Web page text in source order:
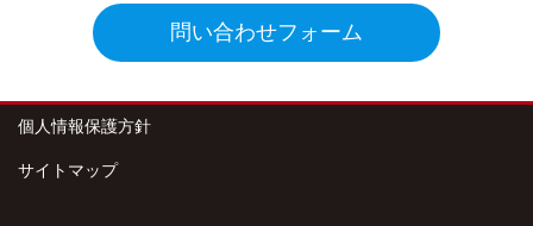
問い合わせフォーム
個人情報保護方針
サイトマップ